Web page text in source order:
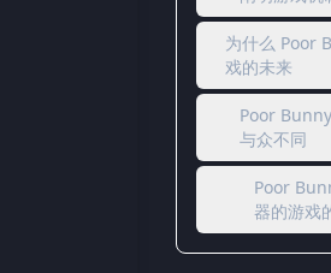
为什么 Poor
戏的未来
Poor
与众不同
Poor
器的游戏